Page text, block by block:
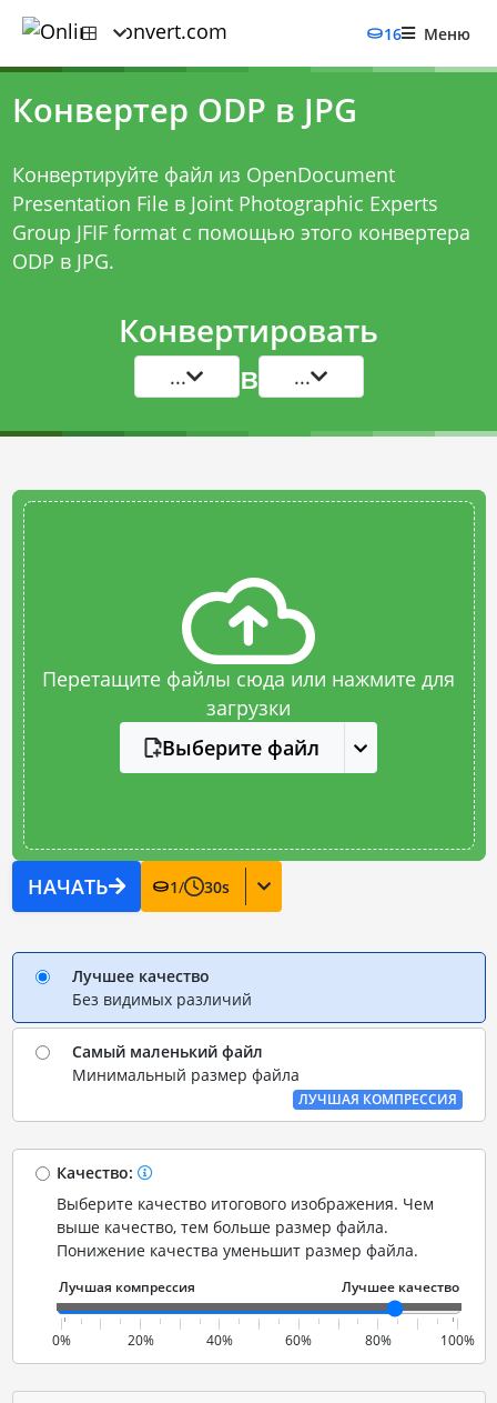
16 Меню
Конвертер ODP в JPG
Конвертируйте файл из OpenDocument
Presentation File в Joint Photographic Experts
Group JFIF format с помощью этого конвертера
ODP в JPG.
Конвертировать
... в ...
Перетащите файлы сюда или нажмите для
загрузки
Выберите файл
НАЧАТЬ 1/ 30s
Лучшее качество
Без видимых различий
Самый маленький файл
Минимальный размер файла
ЛУЧШАЯ КОМПРЕССИЯ
Качество:
Выберите качество итогового изображения. Чем
выше качество, тем больше размер файла.
Понижение качества уменьшит размер файла.
0% 20% 40% 60% 80% 100%